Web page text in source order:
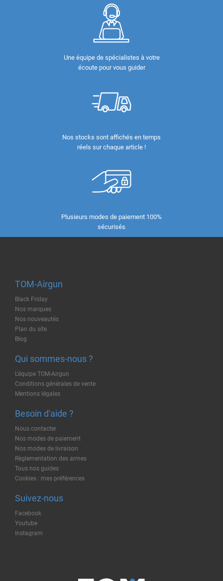
Une équipe de spécialistes à votre
écoute pour vous guider
Nos stocks sont affichés en temps
réels sur chaque article !
Plusieurs modes de paiement 100%
sécurisés
TOM-Airgun
Black Friday
Nos marques
Nos nouveautés
Plan du site
Blog
Qui sommes-nous ?
L'équipe TOM-Airgun
Conditions générales de vente
Mentions légales
Besoin d'aide ?
Nous contacter
Nos modes de paiement
Nos modes de livraison
Règlementation des armes
Tous nos guides
Cookies : mes préférences
Suivez-nous
Facebook
Youtube
Instagram